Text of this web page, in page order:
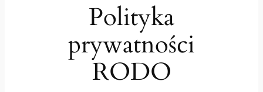
Polityka
prywatności
RODO